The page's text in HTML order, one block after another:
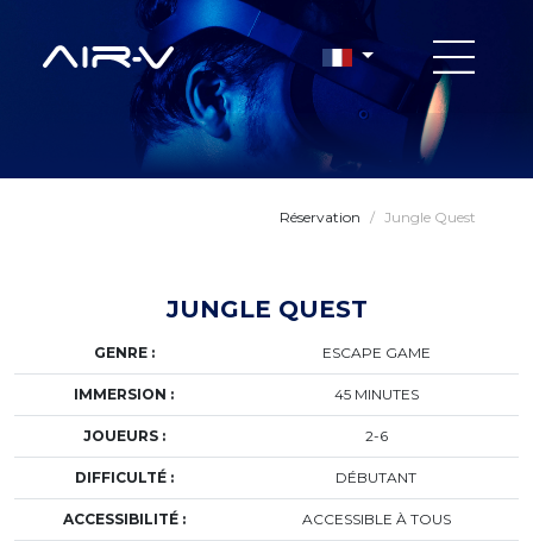
Réservation / Jungle Quest
JUNGLE QUEST
GENRE : ESCAPE GAME
IMMERSION : 45 MINUTES
JOUEURS : 2-6
DIFFICULTÉ : DÉBUTANT
ACCESSIBILITÉ : ACCESSIBLE À TOUS